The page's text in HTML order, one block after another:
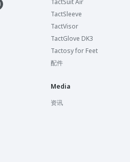
TactSuit Air
TactSleeve
TactVisor
TactGlove DK3
Tactosy for Feet
配件
Media
资讯